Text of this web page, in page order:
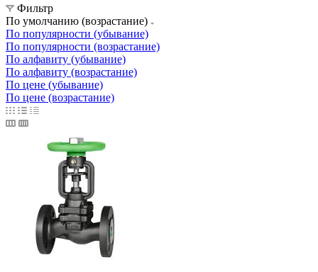
Фильтр
По умолчанию (возрастание)
По популярности (убывание)
По популярности (возрастание)
По алфавиту (убывание)
По алфавиту (возрастание)
По цене (убывание)
По цене (возрастание)